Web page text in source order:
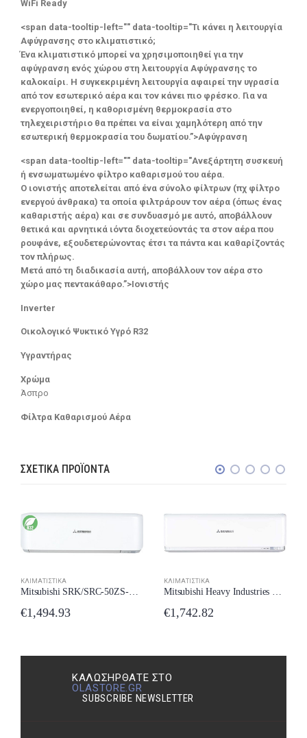
WiFi Ready
<span data-tooltip-left="" data-tooltip="Τι κάνει η λειτουργία
Αφύγρανσης στο κλιματιστικό;
Ένα κλιματιστικό μπορεί να χρησιμοποιηθεί για την
αφύγρανση ενός χώρου στη λειτουργία Αφύγρανσης το
καλοκαίρι. Η συγκεκριμένη λειτουργία αφαιρεί την υγρασία
από τον εσωτερικό αέρα και τον κάνει πιο φρέσκο. Για να
ενεργοποιηθεί, η καθορισμένη θερμοκρασία στο
τηλεχειριστήριο θα πρέπει να είναι χαμηλότερη από την
εσωτερική θερμοκρασία του δωματίου.”>Αφύγρανση
<span data-tooltip-left="" data-tooltip="Ανεξάρτητη συσκευή
ή ενσωματωμένο φίλτρο καθαρισμού του αέρα.
Ο ιονιστής αποτελείται από ένα σύνολο φίλτρων (πχ φίλτρο
ενεργού άνθρακα) τα οποία φιλτράρουν τον αέρα (όπως ένας
καθαριστής αέρα) και σε συνδυασμό με αυτό, αποβάλλουν
θετικά και αρνητικά ιόντα διοχετεύοντάς τα στον αέρα που
ρουφάνε, εξουδετερώνοντας έτσι τα πάντα και καθαρίζοντάς
τον πλήρως.
Μετά από τη διαδικασία αυτή, αποβάλλουν τον αέρα στο
χώρο μας πεντακάθαρο.”>Ιονιστής
Inverter
Οικολογικό Ψυκτικό Υγρό R32
Υγραντήρας
Χρώμα
Άσπρο
Φίλτρα Καθαρισμού Αέρα
ΣΧΕΤΙΚΆ ΠΡΟΪΌΝΤΑ
ΚΛΙΜΑΤΙΣΤΙΚΆ
Mitsubishi SRK/SRC-50ZS-WF Κλιματιστικό Inverter 18000 BTU A++/A++ με Wi-Fi New Model 2024
€1,494.93
ΚΛΙΜΑΤΙΣΤΙΚΆ
€1,742.82
ΚΑΛΩΣΉΡΘΑΤΕ ΣΤΟ
OLASTORE.GR
SUBSCRIBE NEWSLETTER